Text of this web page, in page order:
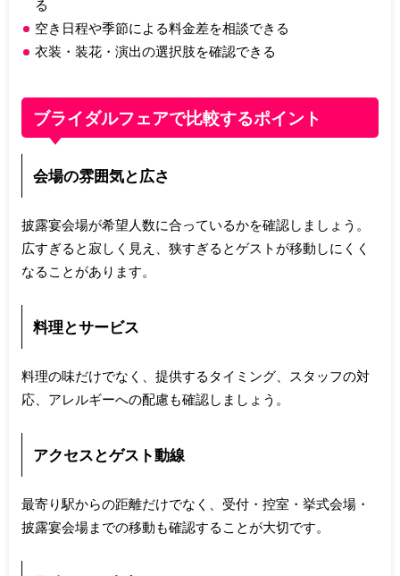
る
空き日程や季節による料金差を相談できる
衣装・装花・演出の選択肢を確認できる
ブライダルフェアで比較するポイント
会場の雰囲気と広さ
披露宴会場が希望人数に合っているかを確認しましょう。
広すぎると寂しく見え、狭すぎるとゲストが移動しにくく
なることがあります。
料理とサービス
料理の味だけでなく、提供するタイミング、スタッフの対
応、アレルギーへの配慮も確認しましょう。
アクセスとゲスト動線
最寄り駅からの距離だけでなく、受付・控室・挙式会場・
披露宴会場までの移動も確認することが大切です。